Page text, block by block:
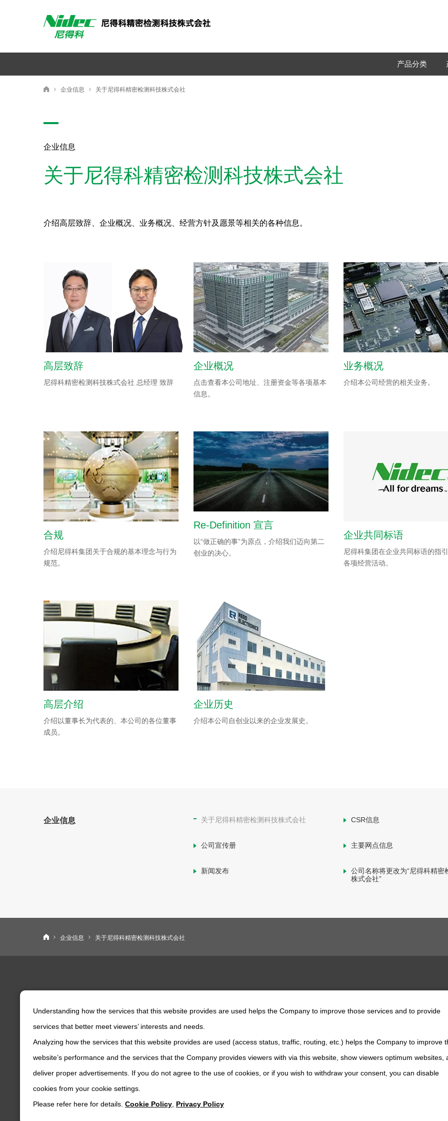
产品分类
尼得科精密检测科技株式会社
企业信息 关于尼得科精密检测科技株式会社
企业信息
关于尼得科精密检测科技株式会社
介绍高层致辞、企业概况、业务概况、经营方针及愿景等相关的各种信息。
高层致辞
尼得科精密检测科技株式会社 总经理 致辞
企业概况
点击查看本公司地址、注册资金等各项基本
信息。
业务概况
介绍本公司经营的相关业务。
合规
介绍尼得科集团关于合规的基本理念与行为
规范。
Re-Definition 宣言
以“做正确的事”为原点，介绍我们迈向第二
创业的决心。
企业共同标语
尼得科集团在企业共同标语的指
各项经营活动。
高层介绍
介绍以董事长为代表的、本公司的各位董事
成员。
企业历史
介绍本公司自创业以来的企业发展史。
企业信息 关于尼得科精密检测科技株式会社 CSR信息
公司宣传册 主要网点信息
新闻发布
公司名称将更改为“尼得科精密
株式会社”
尼得科精密检测科技株式会社
企业信息 关于尼得科精密检测科技株式会社
产品检索
经销商
视频库
关于尼得科精密检测科技株式会社
企业概况
主要网点信息
Understanding how the services that this website provides are used helps the Company to improve those services and to provide
services that better meet viewers’ interests and needs.
Analyzing how the services that this website provides are used (access status, traffic, routing, etc.) helps the Company to improve
website’s performance and the services that the Company provides viewers with via this website, show viewers optimum websites,
deliver proper advertisements. If you do not agree to the use of cookies, or if you wish to withdraw your consent, you can disable
cookies from your cookie settings.
Please refer here for details. Cookie Policy Privacy Policy